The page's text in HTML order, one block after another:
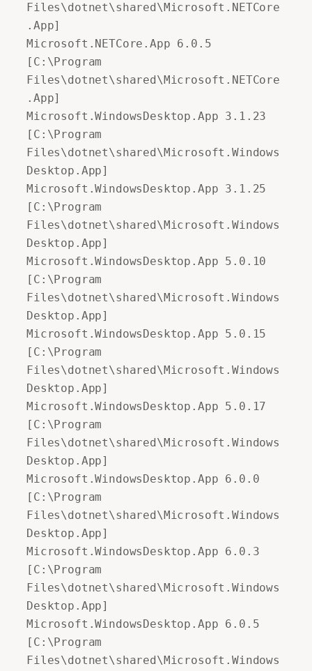
Files\dotnet\shared\Microsoft.NETCore
.App]
Microsoft.NETCore.App 6.0.5
[C:\Program
Files\dotnet\shared\Microsoft.NETCore
.App]
Microsoft.WindowsDesktop.App 3.1.23
[C:\Program
Files\dotnet\shared\Microsoft.Windows
Desktop.App]
Microsoft.WindowsDesktop.App 3.1.25
[C:\Program
Files\dotnet\shared\Microsoft.Windows
Desktop.App]
Microsoft.WindowsDesktop.App 5.0.10
[C:\Program
Files\dotnet\shared\Microsoft.Windows
Desktop.App]
Microsoft.WindowsDesktop.App 5.0.15
[C:\Program
Files\dotnet\shared\Microsoft.Windows
Desktop.App]
Microsoft.WindowsDesktop.App 5.0.17
[C:\Program
Files\dotnet\shared\Microsoft.Windows
Desktop.App]
Microsoft.WindowsDesktop.App 6.0.0
[C:\Program
Files\dotnet\shared\Microsoft.Windows
Desktop.App]
Microsoft.WindowsDesktop.App 6.0.3
[C:\Program
Files\dotnet\shared\Microsoft.Windows
Desktop.App]
Microsoft.WindowsDesktop.App 6.0.5
[C:\Program
Files\dotnet\shared\Microsoft.Windows